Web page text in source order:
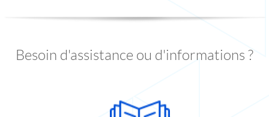
Besoin d'assistance ou d'informations ?